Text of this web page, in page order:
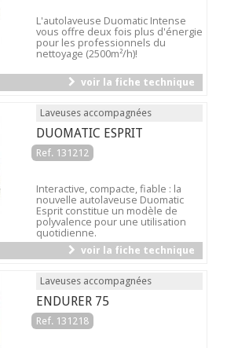
L'autolaveuse Duomatic Intense
vous offre deux fois plus d'énergie
pour les professionnels du
nettoyage (2500m²/h)!
voir la fiche technique
Laveuses accompagnées
DUOMATIC ESPRIT
Ref. 131212
Interactive, compacte, fiable : la
nouvelle autolaveuse Duomatic
Esprit constitue un modèle de
polyvalence pour une utilisation
quotidienne.
voir la fiche technique
Laveuses accompagnées
ENDURER 75
Ref. 131218